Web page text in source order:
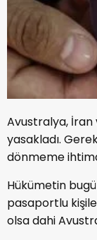
Avustralya, İran
yasakladı.
dönmeme
Hükümetin
pasaportlu
olsa dahi